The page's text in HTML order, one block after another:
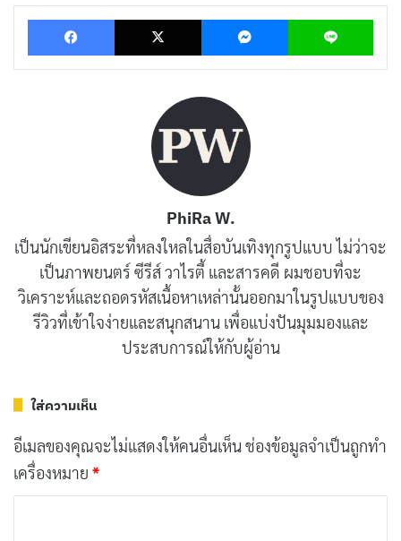
เต็มไปด้วยความตื่นเต้นและลุ้นระทึก ติดตามการทำงาน
ของ IPS อรชุน ไมตรา ผู้มีภารกิจหลักในการจัดการกับกลุ่ม
เผชิญหน้ากับแรงกดดันจากฝ่ายการเมืองและอำนาจมืด
ต่าง ๆ ซึ่งส่งผลให้สถานการณ์ทวีความตึงเครียดและท้าทาย
จุดเด่นของซีรีส์อยู่ที่การแสดงที่แข็งแกร่งและสมจริง Jeet
รับบท อรชุน ไมตรา ได้อย่างยอดเยี่ยม นำเสนอบุคลิกของ
ตำรวจที่ไม่ยอมใคร มีทั้งเสน่ห์และความหนักแน่น ขณะ
เดียวกัน Prosenjit Chatterjee ในบทบารุน รอย นักการ
เมืองผู้มีเล่ห์เหลี่ยมและอำนาจ มาพร้อมความน่าเกรงขามที่
ซ่อนอยู่ภายใต้บุคลิกอันเงียบขรึม สองนักแสดงระดับแถว
อย่างยอดเยี่ยม
บทความที่เกี่ยวข้อง
Facebook X Messenger Line
PhiRa W.
เป็นนักเขียนอิสระที่หลงใหลในสื่อบันเทิงทุกรูปแบบ ไม่ว่าจะ
เป็นภาพยนตร์ ซีรีส์ วาไรตี้ และสารคดี ผมชอบที่จะ
วิเคราะห์และถอดรหัสเนื้อหาเหล่านั้นออกมาในรูปแบบของ
รีวิวที่เข้าใจง่ายและสนุกสนาน เพื่อแบ่งปันมุมมองและ
ประสบการณ์ให้กับผู้อ่าน
ใส่ความเห็น
อีเมลของคุณจะไม่แสดงให้คนอื่นเห็น ช่องข้อมูลจำเป็นถูกทำ
เครื่องหมาย *